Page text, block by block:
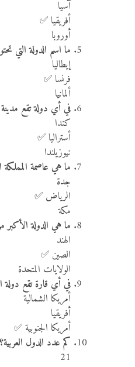
آسيا
أفريقيا ✅
أوروبا
ما اسم الدولة التي
إيطاليا
فرنسا ✅
ألمانيا
في أي دولة تقع
كندا
أستراليا ✅
نيوزيلندا
ما هي عاصمة المملكة
جدة
الرياض ✅
مكة
ما هي الدولة
الهند
الصين ✅
الولايات المتحدة
في أي قارة تقع دولة
أمريكا الشمالية
أفريقيا
أمريكا الجنوبية ✅
كم عدد الدول العربية؟
21